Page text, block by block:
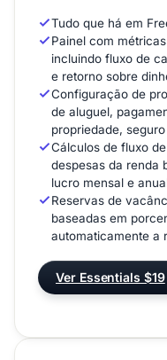
Tudo que há em
Painel com
incluindo fluxo de
e retorno sobre
Configuração de
de aluguel,
propriedade,
Cálculos de fluxo
despesas da renda
lucro mensal e
Reservas de
baseadas em
automaticamente a
Ver Essentials $19